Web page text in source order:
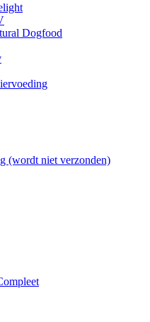
Dogfood
(wordt niet verzonden)